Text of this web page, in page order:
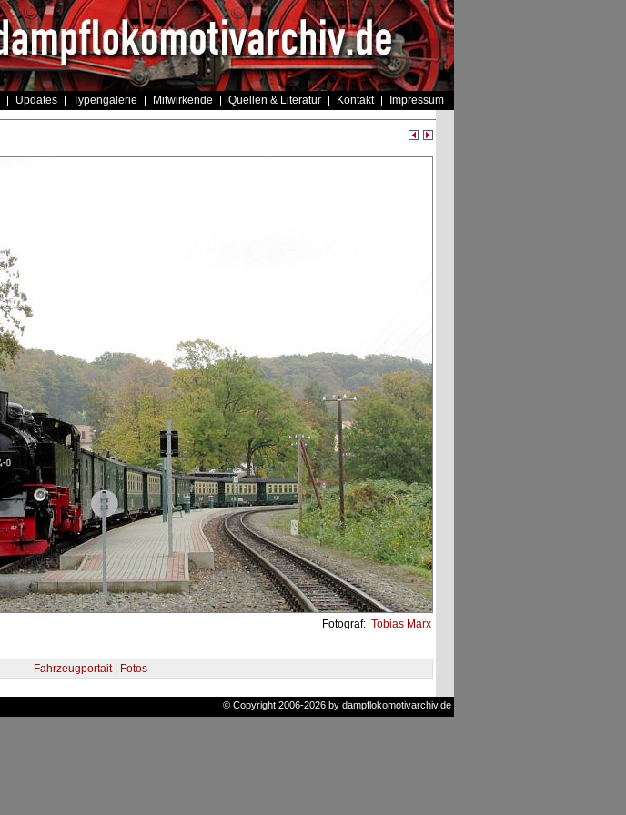
Updates Typengalerie Mitwirkende Quellen & Literatur Kontakt Impressum
Fotograf: Tobias Marx
Fahrzeugportait | Fotos
© Copyright 2006-2026 by dampflokomotivarchiv.de